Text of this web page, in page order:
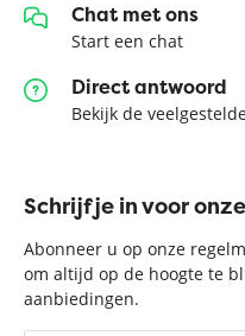
euismod sed eleifend
scelerisque eu
08-08-2026
Chat met ons
Start een chat
Direct antwoord
Bekijk de
Schrijf je in voor
Abonneer u op onze
om altijd op de hoogte te
aanbiedingen.